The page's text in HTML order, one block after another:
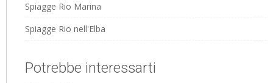
Spiagge Rio Marina
Spiagge Rio nell'Elba
Potrebbe interessarti